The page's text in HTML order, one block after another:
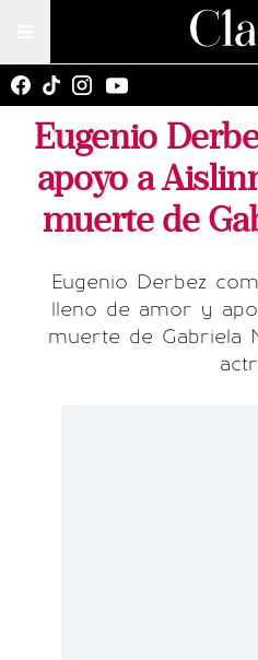
Eugenio
apoyo a
muerte de
Eugenio Derbez
lleno de amor y
muerte de Gabriela